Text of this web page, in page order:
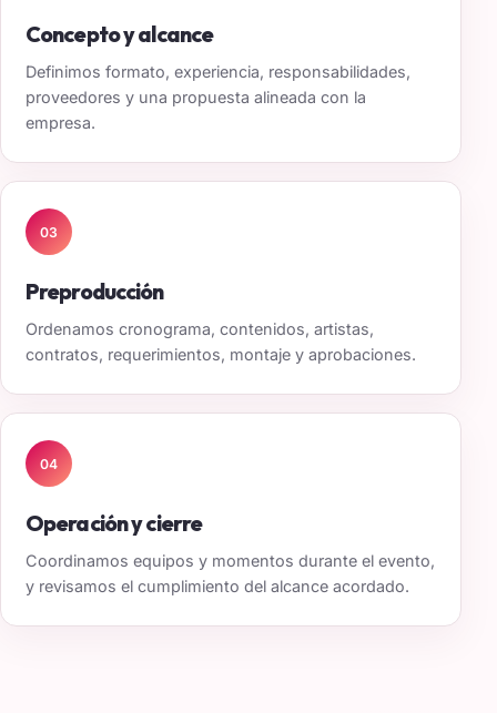
Concepto y alcance
Definimos formato, experiencia, responsabilidades,
proveedores y una propuesta alineada con la
empresa.
03
Preproducción
Ordenamos cronograma, contenidos, artistas,
contratos, requerimientos, montaje y aprobaciones.
04
Operación y cierre
Coordinamos equipos y momentos durante el evento,
y revisamos el cumplimiento del alcance acordado.